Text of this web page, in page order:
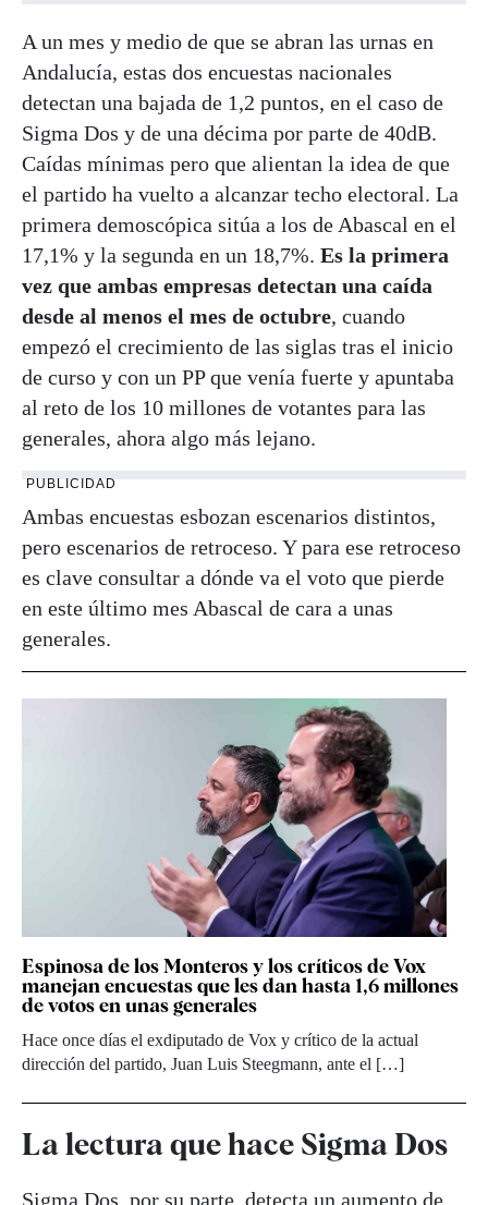
A un mes y medio de que se abran las urnas en
Andalucía, estas dos encuestas nacionales
detectan una bajada de 1,2 puntos, en el caso de
Sigma Dos y de una décima por parte de 40dB.
Caídas mínimas pero que alientan la idea de que
el partido ha vuelto a alcanzar techo electoral. La
primera demoscópica sitúa a los de Abascal en el
17,1% y la segunda en un 18,7%. Es la primera
vez que ambas empresas detectan una caída
desde al menos el mes de octubre, cuando
empezó el crecimiento de las siglas tras el inicio
de curso y con un PP que venía fuerte y apuntaba
al reto de los 10 millones de votantes para las
generales, ahora algo más lejano.
PUBLICIDAD
Ambas encuestas esbozan escenarios distintos,
pero escenarios de retroceso. Y para ese retroceso
es clave consultar a dónde va el voto que pierde
en este último mes Abascal de cara a unas
generales.
Espinosa de los Monteros y los críticos de Vox
manejan encuestas que les dan hasta 1,6 millones
de votos en unas generales
Hace once días el exdiputado de Vox y crítico de la actual
dirección del partido, Juan Luis Steegmann, ante el […]
La lectura que hace Sigma Dos
Sigma Dos, por su parte, detecta un aumento de